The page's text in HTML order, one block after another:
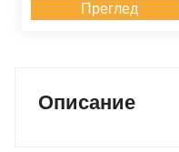
Преглед
Описание